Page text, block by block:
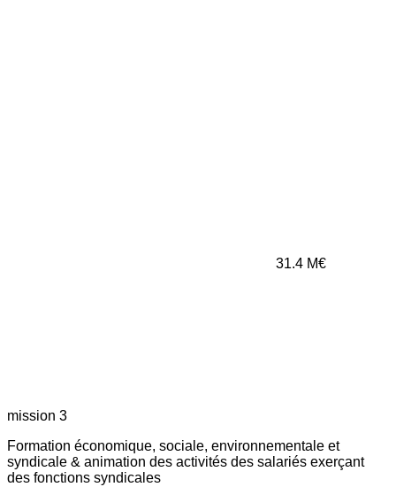
31.4 M€
mission 3
Formation économique, sociale, environnementale et
syndicale & animation des activités des salariés exerçant
des fonctions syndicales